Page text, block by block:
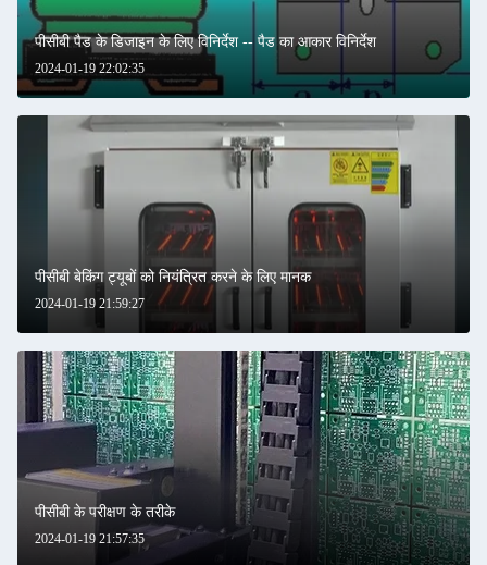
2024-01-19 22:02:35
पीसीबी पैड के डिजाइन के लिए विनिर्देश -- पैड का आकार विनिर्देश
2024-01-19 21:59:27
पीसीबी बेकिंग ट्यूबों को नियंत्रित करने के लिए मानक
2024-01-19 21:57:35
पीसीबी के परीक्षण के तरीके